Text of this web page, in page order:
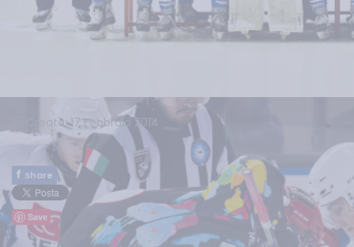
Creato: 17 Febbraio 2014
f Share
Save